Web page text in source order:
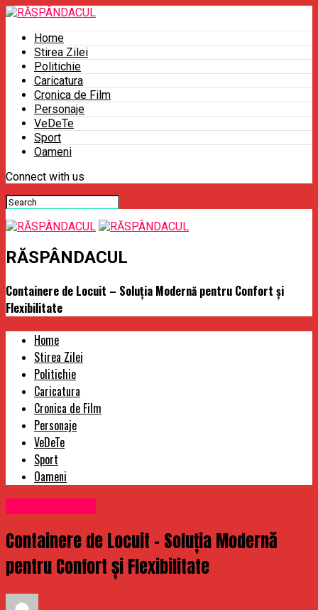
Home
Stirea Zilei
Politichie
Caricatura
Cronica de Film
Personaje
VeDeTe
Sport
Oameni
Connect with us
RĂSPÂNDACUL
Containere de Locuit – Soluția Modernă pentru Confort și
Flexibilitate
Home
Stirea Zilei
Politichie
Caricatura
Cronica de Film
Personaje
VeDeTe
Sport
Oameni
Containere de Locuit – Soluția Modernă
pentru Confort și Flexibilitate